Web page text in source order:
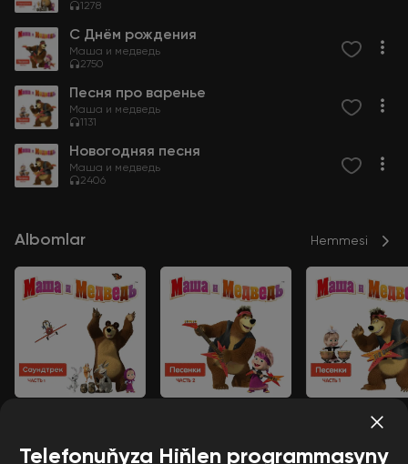
1278
С Днём рождения
Маша и медведь
2750
Песня про варенье
Маша и медведь
1131
Новогодняя песня
Маша и медведь
2406
Albomlar Hemmesi
Песня про
Маша и медведь
Telefonuňyza Hiňlen programmasyny